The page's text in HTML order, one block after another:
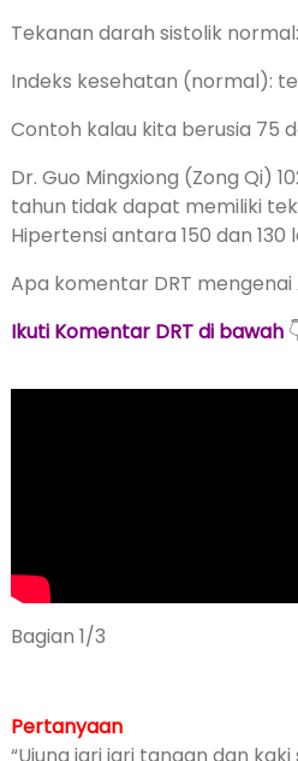
Tekanan darah sistolik
Indeks kesehatan (normal):
Contoh kalau kita berusia 75
Dr. Guo Mingxiong (Zong Qi)
tahun tidak dapat memiliki
Hipertensi antara 150 dan
Apa komentar DRT mengenai
Ikuti Komentar DRT di bawah
Bagian 1/3
Pertanyaan